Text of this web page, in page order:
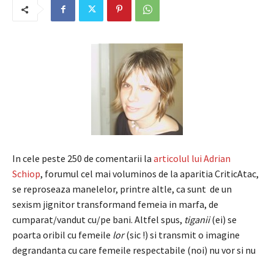
In cele peste 250 de comentarii la articolul lui Adrian
Schiop, forumul cel mai voluminos de la aparitia CriticAtac,
se reproseaza manelelor, printre altle, ca sunt de un
sexism jignitor transformand femeia in marfa, de
cumparat/vandut cu/pe bani. Altfel spus, tiganii(ei) se
poarta oribil cu femeile lor(sic !) si transmit o imagine
degrandanta cu care femeile respectabile (noi) nu vor si nu